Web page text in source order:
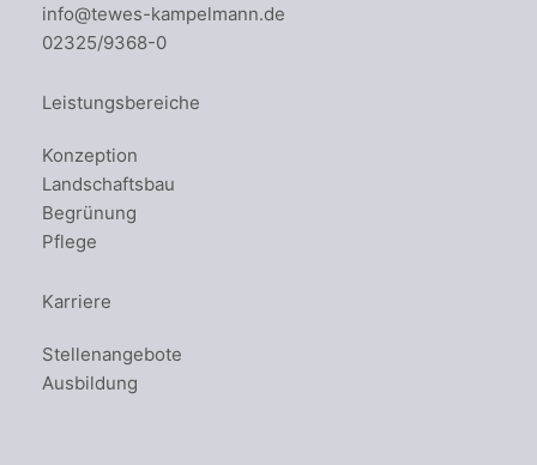
info@tewes-kampelmann.de
02325/9368-0
Leistungsbereiche
Konzeption
Landschaftsbau
Begrünung
Pflege
Karriere
Stellenangebote
Ausbildung